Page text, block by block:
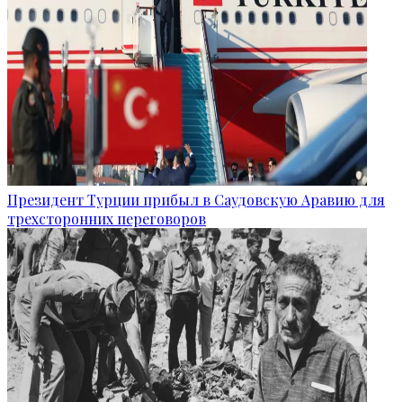
Президент Турции прибыл в Саудовскую Аравию для
трехсторонних переговоров